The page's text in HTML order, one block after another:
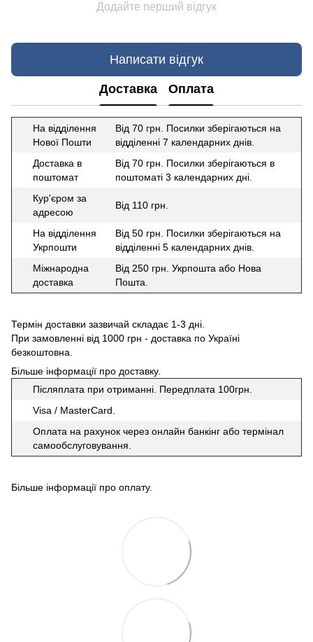
Додайте перший відгук
Написати відгук
Доставка Оплата
На відділення
Нової Пошти
Від 70 грн. Посилки зберігаються на
відділенні 7 календарних днів.
Доставка в
поштомат
Від 70 грн. Посилки зберігаються в
поштоматі 3 календарних дні.
Кур'єром за
адресою
Від 110 грн.
На відділення
Укрпошти
Від 50 грн. Посилки зберігаються на
відділенні 5 календарних днів.
Міжнародна
доставка
Від 250 грн. Укрпошта або Нова
Пошта.
Термін доставки зазвичай складає 1-3 дні.
При замовленні від 1000 грн - доставка по Україні
безкоштовна.
Більше інформації про доставку.
Післяплата при отриманні. Передплата 100грн.
Visa / MasterCard.
Оплата на рахунок через онлайн банкінг або термінал
самообслуговування.
Більше інформації про оплату.